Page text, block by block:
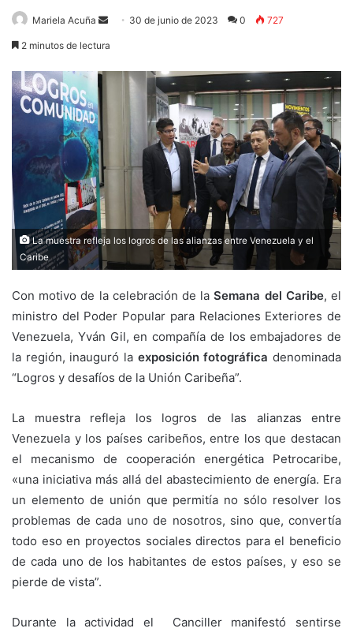
Mariela Acuña
Send 30 de junio de 2023 0 727
2 minutos de lectura
La muestra refleja los logros de las alianzas entre Venezuela y el
Caribe
Con motivo de la celebración de laSemana del Caribe, el
ministro del Poder Popular para Relaciones Exteriores de
Venezuela, Yván Gil, en compañía de los embajadores de
la región, inauguró la exposición fotográfica denominada
“Logros y desafíos de la Unión Caribeña”.
La muestra refleja los logros de las alianzas entre
Venezuela y los países caribeños, entre los que destacan
el mecanismo de cooperación energética Petrocaribe,
«una iniciativa más allá del abastecimiento de energía. Era
un elemento de unión que permitía no sólo resolver los
problemas de cada uno de nosotros, sino que, convertía
todo eso en proyectos sociales directos para el beneficio
de cada uno de los habitantes de estos países, y eso se
pierde de vista”.
Durante la actividad el Canciller manifestó sentirse